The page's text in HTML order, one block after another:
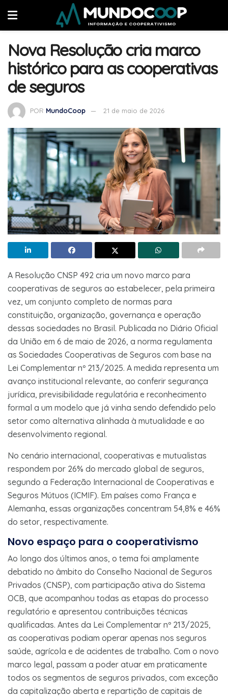
Nova Resolução cria marco
histórico para as cooperativas
de seguros
POR MundoCoop 21 de maio de 2026
A Resolução CNSP 492 cria um novo marco para
cooperativas de seguros ao estabelecer, pela primeira
vez, um conjunto completo de normas para
constituição, organização, governança e operação
dessas sociedades no Brasil. Publicada no Diário Oficial
da União em 6 de maio de 2026, a norma regulamenta
as Sociedades Cooperativas de Seguros com base na
Lei Complementar nº 213/2025. A medida representa um
avanço institucional relevante, ao conferir segurança
jurídica, previsibilidade regulatória e reconhecimento
formal a um modelo que já vinha sendo defendido pelo
setor como alternativa alinhada à mutualidade e ao
desenvolvimento regional.
No cenário internacional, cooperativas e mutualistas
respondem por 26% do mercado global de seguros,
segundo a Federação Internacional de Cooperativas e
Seguros Mútuos (ICMIF). Em países como França e
Alemanha, essas organizações concentram 54,8% e 46%
do setor, respectivamente.
Novo espaço para o cooperativismo
Ao longo dos últimos anos, o tema foi amplamente
debatido no âmbito do Conselho Nacional de Seguros
Privados (CNSP), com participação ativa do Sistema
OCB, que acompanhou todas as etapas do processo
regulatório e apresentou contribuições técnicas
qualificadas. Antes da Lei Complementar nº 213/2025,
as cooperativas podiam operar apenas nos seguros
saúde, agrícola e de acidentes de trabalho. Com o novo
marco legal, passam a poder atuar em praticamente
todos os segmentos de seguros privados, com exceção
da capitalização aberta e repartição de capitais de